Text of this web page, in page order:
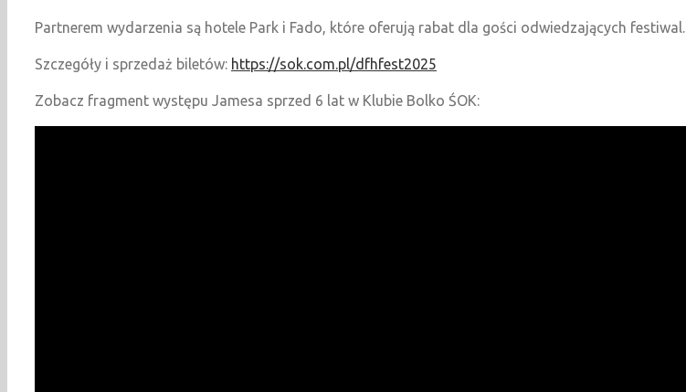
Partnerem wydarzenia są hotele Park i Fado, które oferują rabat dla gości odwiedzających festiwal.
Szczegóły i sprzedaż biletów: https://sok.com.pl/dfhfest2025
Zobacz fragment występu Jamesa sprzed 6 lat w Klubie Bolko ŚOK: